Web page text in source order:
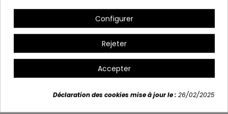
Détails du produit
Configurer
Rejeter
Accepter
Déclaration des cookies mise à jour le :26/02/2025